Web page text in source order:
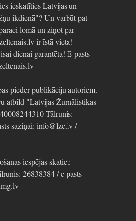
ieskatīties Latvijas un
ikdienā"? Un varbūt pat
lomā un ziņot par
ir īstā vieta!
dienai garantēta! E-pasts
pieder publikāciju autoriem.
atbild "Latvijas Žurnālistikas
Tālrunis:
saziņai: info@lzc.lv /
iespējas skatiet:
26838384 / e-pasts